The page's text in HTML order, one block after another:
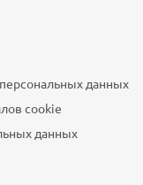
данных
cookie
данных